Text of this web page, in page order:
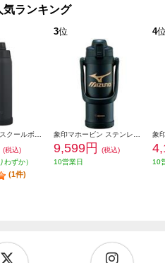
気ランキング
(税込)
わずか）
(1件)
3位
9,599円
(税込)
10営業日
4
10